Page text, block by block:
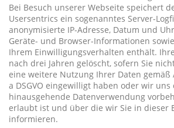
Bei Besuch unserer Webseite speichert
Usersentrics ein sogenanntes Server-
anonymisierte IP-Adresse, Datum und
Geräte- und Browser-Informationen
Ihrem Einwilligungsverhalten enthält.
nach drei Jahren gelöscht, sofern Sie
eine weitere Nutzung Ihrer Daten gemäß
a DSGVO eingewilligt haben oder wir
hinausgehende Datenverwendung
erlaubt ist und über die wir Sie in dieser
informieren.